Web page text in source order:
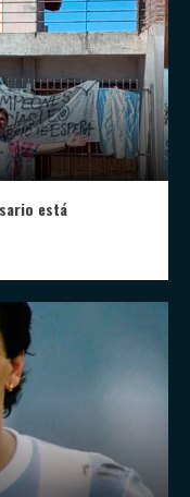
está